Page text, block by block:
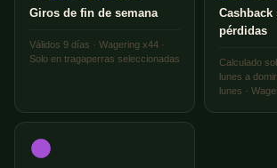
Giros de fin de semana
Válidos 9 días · Wagering x44 ·
Solo en tragaperras seleccionadas
Cashback
pérdidas
Calculado
lunes a
lunes ·